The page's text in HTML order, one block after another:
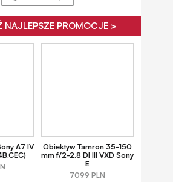
NAJLEPSZE PROMOCJE >
A7 IV
Obiektyw Tamron 35-150
mm f/2-2.8 DI III VXD Sony
E
7099 PLN